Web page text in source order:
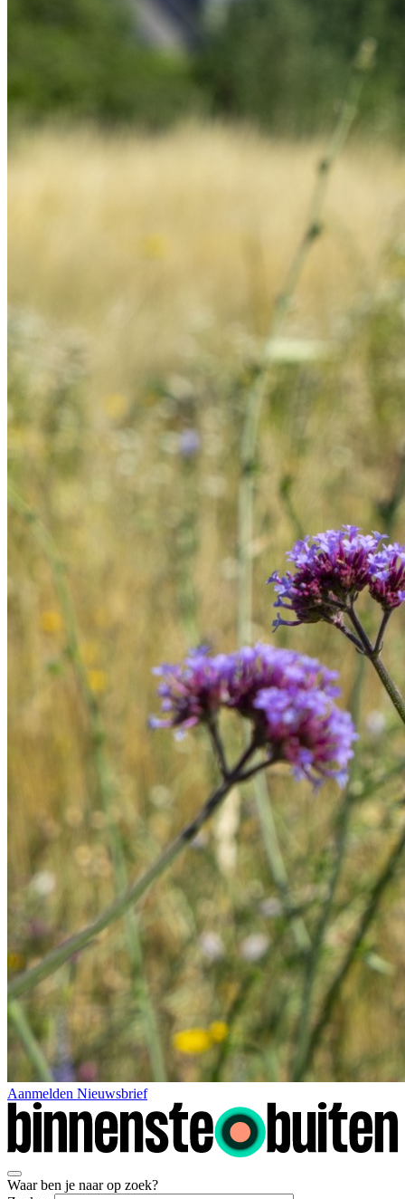
Aanmelden Nieuwsbrief
Waar ben je naar op zoek?